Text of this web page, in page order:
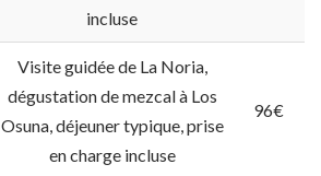
incluse
Visite guidée de La Noria,
dégustation de mezcal à Los
Osuna, déjeuner typique, prise
en charge incluse
96€